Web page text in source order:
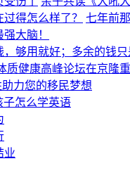
七年前
大脑！
，够用就好；多余的钱
质健康高峰论坛在京隆
力您的移民梦想
子怎么学英语
业